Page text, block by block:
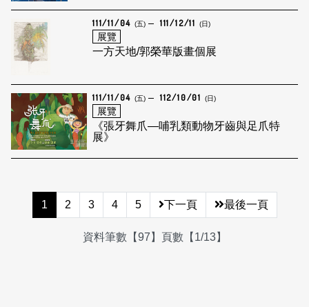
111/11/04 (五) 111/12/11 (日)
展覽
一方天地/郭榮華版畫個展
111/11/04 (五) 112/10/01 (日)
展覽
《張牙舞爪—哺乳類動物牙齒與足爪特
展》
1 2 3 4 5 下一頁 最後一頁
資料筆數【97】頁數【1/13】